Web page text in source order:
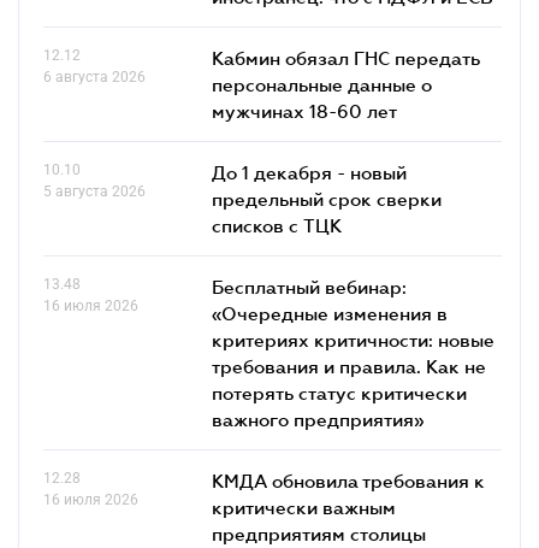
12.12
6 августа 2026
Кабмин обязал ГНС передать
персональные данные о
мужчинах 18-60 лет
10.10
5 августа 2026
До 1 декабря - новый
предельный срок сверки
списков c ТЦК
13.48
16 июля 2026
Бесплатный вебинар:
«Очередные изменения в
критериях критичности: новые
требования и правила. Как не
потерять статус критически
важного предприятия»
12.28
16 июля 2026
КМДА обновила требования к
критически важным
предприятиям столицы